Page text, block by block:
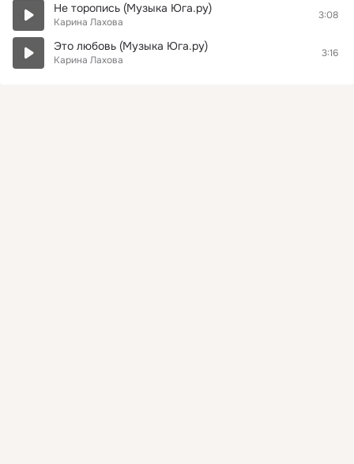
Не торопись (Музыка Юга.ру)
Карина Лахова
3:08
Это любовь (Музыка Юга.ру)
Карина Лахова
3:16